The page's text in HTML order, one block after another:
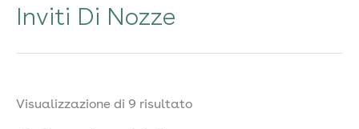
Inviti Di Nozze
Visualizzazione di 9 risultato